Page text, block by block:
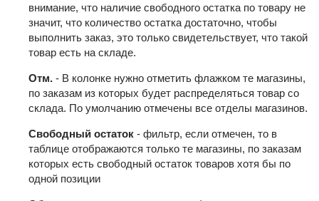
внимание, что наличие свободного остатка по товару не
значит, что количество остатка достаточно, чтобы
выполнить заказ, это только свидетельствует, что такой
товар есть на складе.
Отм. - В колонке нужно отметить флажком те магазины,
по заказам из которых будет распределяться товар со
склада. По умолчанию отмечены все отделы магазинов.
Свободный остаток - фильтр, если отмечен, то в
таблице отображаются только те магазины, по заказам
которых есть свободный остаток товаров хотя бы по
одной позиции